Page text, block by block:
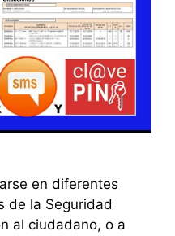
en diferentes
de la Seguridad
al ciudadano, o a